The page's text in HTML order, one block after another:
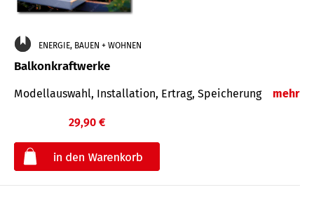
ENERGIE, BAUEN + WOHNEN
Balkonkraftwerke
Modellauswahl, Installation, Ertrag, Speicherung mehr
29,90 €